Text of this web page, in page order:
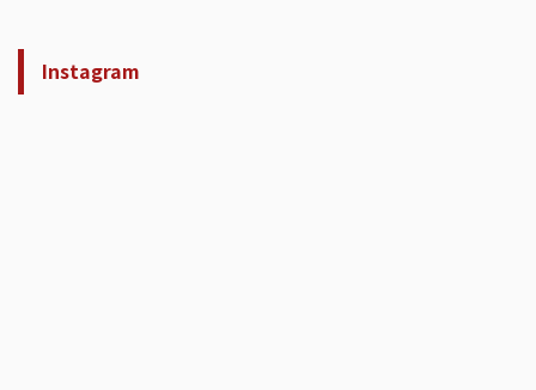
Instagram